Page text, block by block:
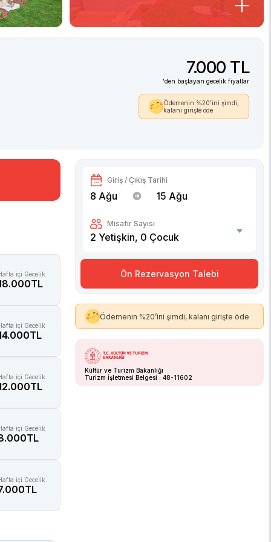
7.000 TL
'den başlayan gecelik fiyatlar
Ödemenin %20’ini şimdi,
kalanı girişte öde
içi Gecelik
içi Gecelik
içi Gecelik
içi Gecelik
içi Gecelik
Giriş / Çıkış Tarihi
8 Ağu 15 Ağu
Misafir Sayısı
2 Yetişkin, 0 Çocuk
Ön Rezervasyon Talebi
Ödemenin %20’ini şimdi, kalanı girişte öde
Kültür ve Turizm Bakanlığı
Turizm İşletmesi Belgesi : 48-11602